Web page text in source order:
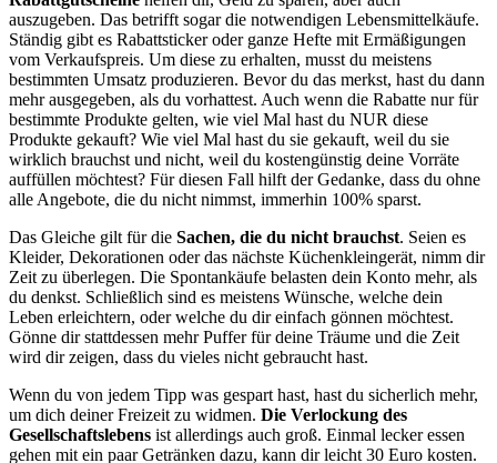
auszugeben. Das betrifft sogar die notwendigen Lebensmittelkäufe.
Ständig gibt es Rabattsticker oder ganze Hefte mit Ermäßigungen
vom Verkaufspreis. Um diese zu erhalten, musst du meistens
bestimmten Umsatz produzieren. Bevor du das merkst, hast du dann
mehr ausgegeben, als du vorhattest. Auch wenn die Rabatte nur für
bestimmte Produkte gelten, wie viel Mal hast du NUR diese
Produkte gekauft? Wie viel Mal hast du sie gekauft, weil du sie
wirklich brauchst und nicht, weil du kostengünstig deine Vorräte
auffüllen möchtest? Für diesen Fall hilft der Gedanke, dass du ohne
alle Angebote, die du nicht nimmst, immerhin 100% sparst.
Das Gleiche gilt für die Sachen, die du nicht brauchst. Seien es
Kleider, Dekorationen oder das nächste Küchenkleingerät, nimm dir
Zeit zu überlegen. Die Spontankäufe belasten dein Konto mehr, als
du denkst. Schließlich sind es meistens Wünsche, welche dein
Leben erleichtern, oder welche du dir einfach gönnen möchtest.
Gönne dir stattdessen mehr Puffer für deine Träume und die Zeit
wird dir zeigen, dass du vieles nicht gebraucht hast.
Wenn du von jedem Tipp was gespart hast, hast du sicherlich mehr,
um dich deiner Freizeit zu widmen. Die Verlockung des
Gesellschaftslebens ist allerdings auch groß. Einmal lecker essen
gehen mit ein paar Getränken dazu, kann dir leicht 30 Euro kosten.